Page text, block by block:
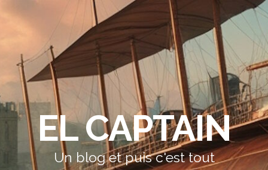
EL CAPTAIN
Un blog et puis c'est tout